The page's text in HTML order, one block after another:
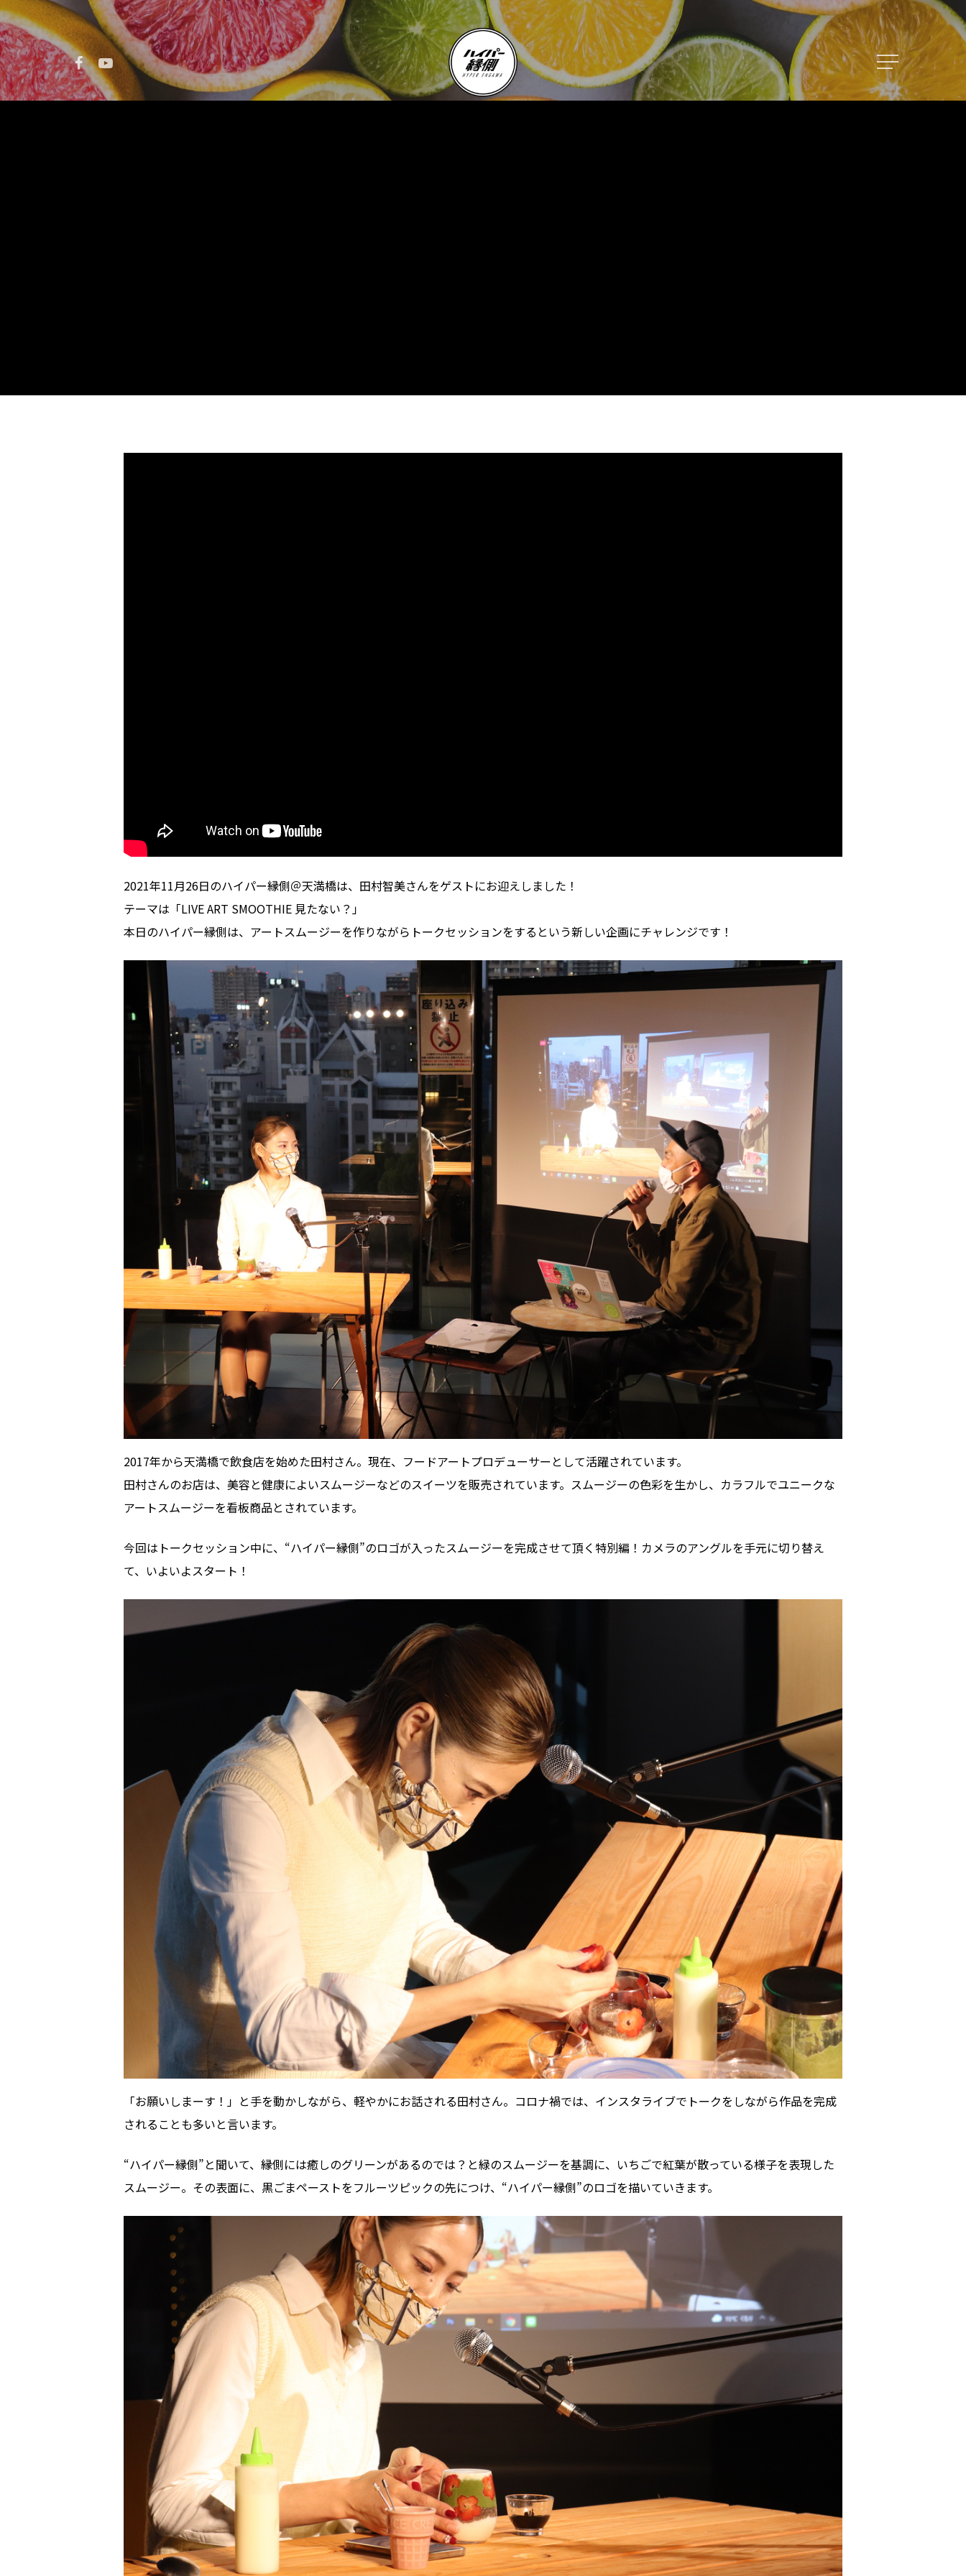
2021年11月26日のハイパー縁側＠天満橋は、田村智美さんをゲストにお迎えしました！
テーマは「LIVE ART SMOOTHIE 見たない？」
本日のハイパー縁側は、アートスムージーを作りながらトークセッションをするという新しい企画にチャレンジです！
2017年から天満橋で飲食店を始めた田村さん。現在、フードアートプロデューサーとして活躍されています。
田村さんのお店は、美容と健康によいスムージーなどのスイーツを販売されています。スムージーの色彩を生かし、カラフルでユニークな
アートスムージーを看板商品とされています。
今回はトークセッション中に、“ハイパー縁側”のロゴが入ったスムージーを完成させて頂く特別編！カメラのアングルを手元に切り替え
て、いよいよスタート！
「お願いしまーす！」と手を動かしながら、軽やかにお話される田村さん。コロナ禍では、インスタライブでトークをしながら作品を完成
されることも多いと言います。
“ハイパー縁側”と聞いて、縁側には癒しのグリーンがあるのでは？と緑のスムージーを基調に、いちごで紅葉が散っている様子を表現した
スムージー。その表面に、黒ごまペーストをフルーツピックの先につけ、“ハイパー縁側”のロゴを描いていきます。
トップページ
ハイパー縁側とは
ハイパー縁側@中津
ハイパー縁側@淀屋橋
ハイパー縁側@中山台
ハイパー縁側@私市
ハイパー縁側@三輪
ハイパー縁側@夢キタ万博
ハイパー縁側@阿倍野
Archives
Archives リスト表示
Category
アート／文化／音楽
クラフト
コミュニティ／まちづくり
ビジネス／起業／経営
医療／健康／福祉
教育／哲学
食
アクセス
お問い合わせ
About Hyper Engawa
E: info@hyper-engawa.com
F:@NAKATSU.NishidaBuilding